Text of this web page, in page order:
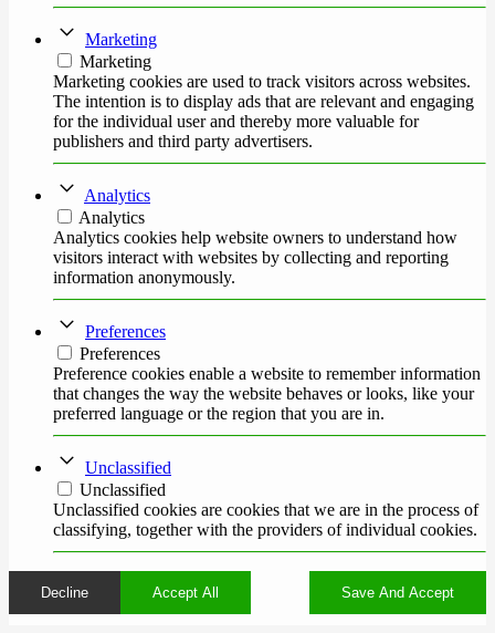
Marketing
Marketing
Marketing cookies are used to track visitors across websites.
The intention is to display ads that are relevant and engaging
for the individual user and thereby more valuable for
publishers and third party advertisers.
Analytics
Analytics
Analytics cookies help website owners to understand how
visitors interact with websites by collecting and reporting
information anonymously.
Preferences
Preferences
Preference cookies enable a website to remember information
that changes the way the website behaves or looks, like your
preferred language or the region that you are in.
Unclassified
Unclassified
Unclassified cookies are cookies that we are in the process of
classifying, together with the providers of individual cookies.
Decline Accept All Save And Accept